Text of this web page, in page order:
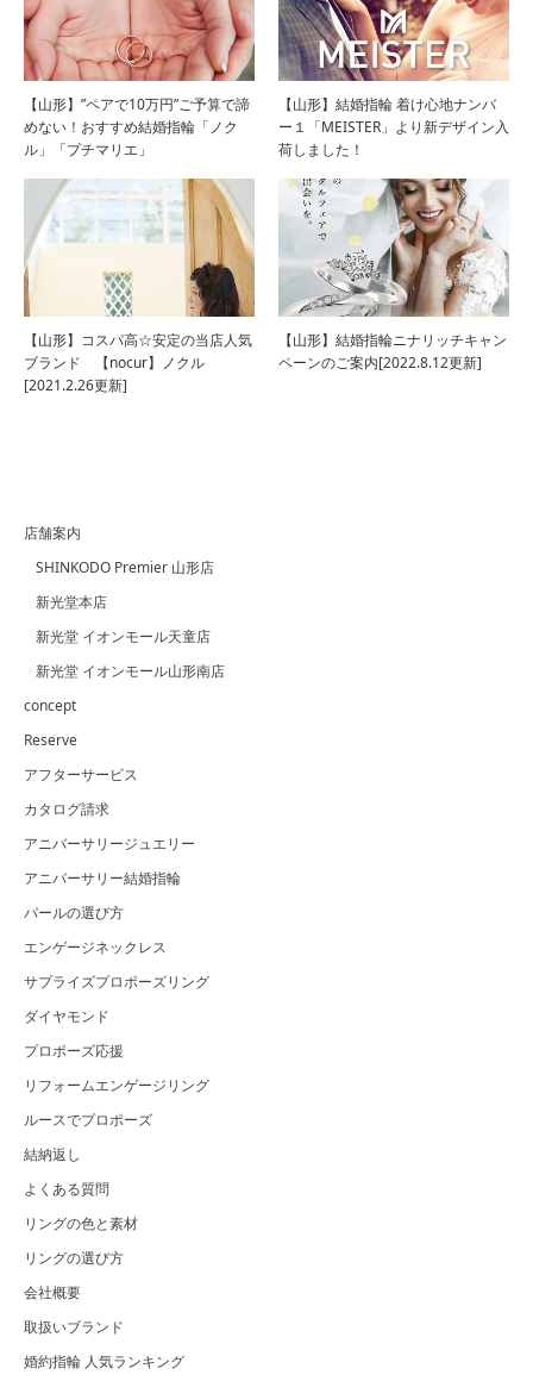
【山形】”ペアで10万円”ご予算で諦
めない！おすすめ結婚指輪「ノク
ル」「プチマリエ」
【山形】結婚指輪 着け心地ナンバ
ー１「MEISTER」より新デザイン入
荷しました！
【山形】コスパ高☆安定の当店人気
ブランド 【nocur】ノクル
[2021.2.26更新]
【山形】結婚指輪ニナリッチキャン
ペーンのご案内[2022.8.12更新]
店舗案内
SHINKODO Premier 山形店
新光堂本店
新光堂 イオンモール天童店
新光堂 イオンモール山形南店
concept
Reserve
アフターサービス
カタログ請求
アニバーサリージュエリー
アニバーサリー結婚指輪
パールの選び方
エンゲージネックレス
サプライズプロポーズリング
ダイヤモンド
プロポーズ応援
リフォームエンゲージリング
ルースでプロポーズ
結納返し
よくある質問
リングの色と素材
リングの選び方
会社概要
取扱いブランド
婚約指輪 人気ランキング